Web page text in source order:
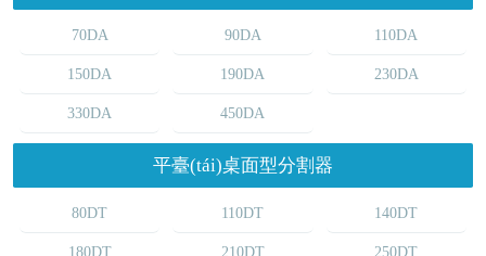
70DA 90DA 110DA
150DA 190DA 230DA
330DA 450DA
平臺(tái)桌面型分割器
80DT 110DT 140DT
180DT 210DT 250DT